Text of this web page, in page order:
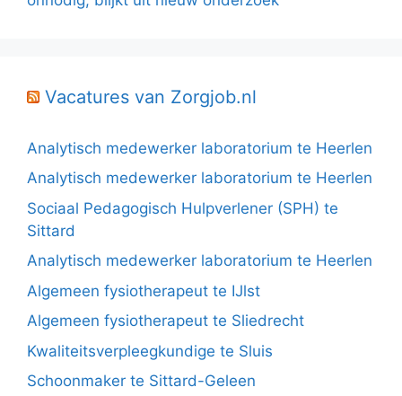
Vacatures van Zorgjob.nl
Analytisch medewerker laboratorium te Heerlen
Analytisch medewerker laboratorium te Heerlen
Sociaal Pedagogisch Hulpverlener (SPH) te
Sittard
Analytisch medewerker laboratorium te Heerlen
Algemeen fysiotherapeut te IJlst
Algemeen fysiotherapeut te Sliedrecht
Kwaliteitsverpleegkundige te Sluis
Schoonmaker te Sittard-Geleen